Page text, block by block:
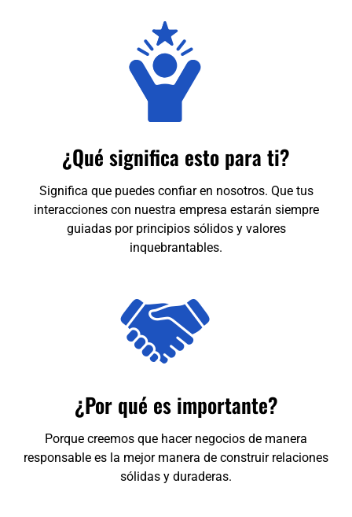
¿Qué significa esto para ti?
Significa que puedes confiar en nosotros. Que tus
interacciones con nuestra empresa estarán siempre
guiadas por principios sólidos y valores
inquebrantables.
¿Por qué es importante?
Porque creemos que hacer negocios de manera
responsable es la mejor manera de construir relaciones
sólidas y duraderas.